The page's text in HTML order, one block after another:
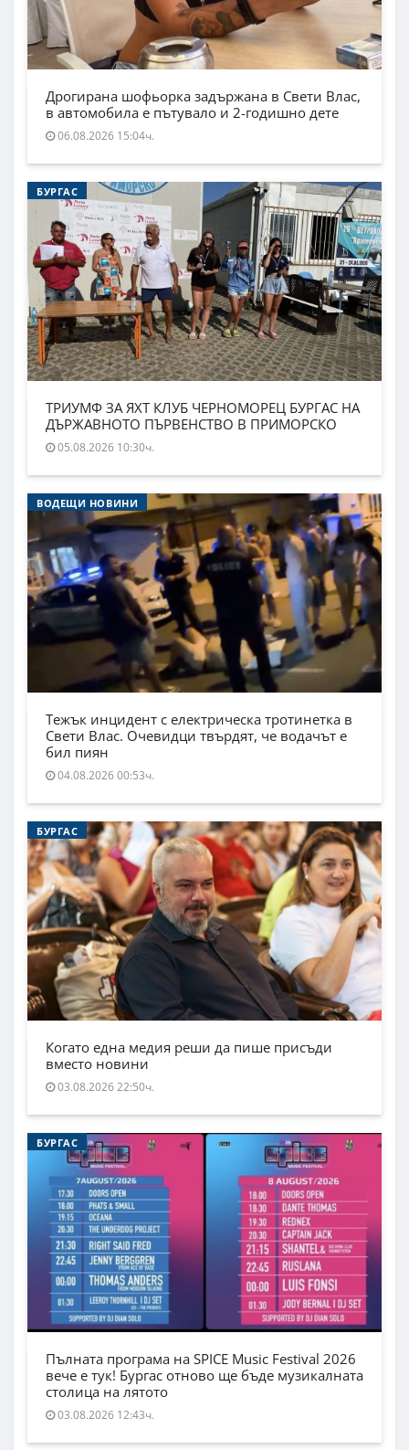
Дрогирана шофьорка задържана в Свети Влас,
в автомобила е пътувало и 2-годишно дете
06.08.2026 15:04ч.
БУРГАС
ТРИУМФ ЗА ЯХТ КЛУБ ЧЕРНОМОРЕЦ БУРГАС НА
ДЪРЖАВНОТО ПЪРВЕНСТВО В ПРИМОРСКО
05.08.2026 10:30ч.
ВОДЕЩИ НОВИНИ
Тежък инцидент с електрическа тротинетка в
Свети Влас. Очевидци твърдят, че водачът е
бил пиян
04.08.2026 00:53ч.
БУРГАС
Когато една медия реши да пише присъди
вместо новини
03.08.2026 22:50ч.
БУРГАС
Пълната програма на SPICE Music Festival 2026
вече е тук! Бургас отново ще бъде музикалната
столица на лятото
03.08.2026 12:43ч.